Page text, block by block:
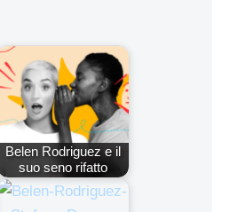
Belen Rodriguez e il
suo seno rifatto